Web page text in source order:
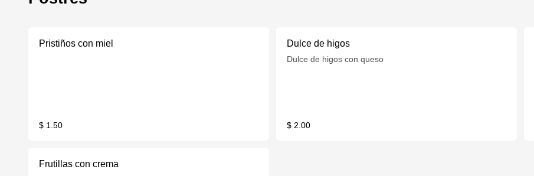
Pristiños con miel
$ 1.50
Dulce de higos
Dulce de higos con queso
$ 2.00
Frutillas con crema